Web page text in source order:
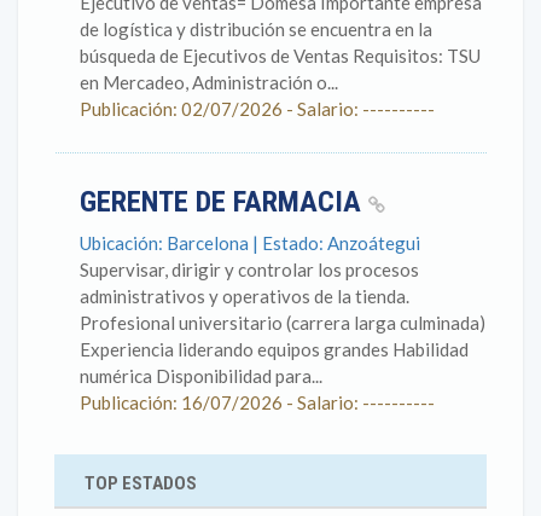
de logística y distribución se encuentra en la
búsqueda de Ejecutivos de Ventas Requisitos: TSU
en Mercadeo, Administración o...
Publicación: 02/07/2026 - Salario: ----------
GERENTE DE FARMACIA
Ubicación: Barcelona | Estado: Anzoátegui
Supervisar, dirigir y controlar los procesos
administrativos y operativos de la tienda.
Profesional universitario (carrera larga culminada)
Experiencia liderando equipos grandes Habilidad
numérica Disponibilidad para...
Publicación: 16/07/2026 - Salario: ----------
TOP ESTADOS